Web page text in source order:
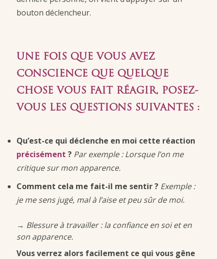
bouton déclencheur.
UNE FOIS QUE VOUS AVEZ
CONSCIENCE QUE QUELQUE
CHOSE VOUS FAIT RÉAGIR, POSEZ-
VOUS LES QUESTIONS SUIVANTES :
Qu’est-ce qui déclenche en moi cette réaction
précisément ? Par exemple : Lorsque l’on me
critique sur mon apparence.
Comment cela me fait-il me sentir ? Exemple :
je me sens jugé, mal à l’aise et peu sûr de moi.
→ Blessure à travailler : la confiance en soi et en
son apparence.
Vous verrez alors facilement ce qui vous gêne